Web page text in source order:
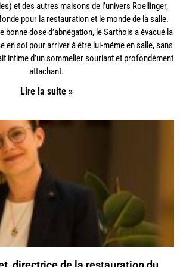
et des autres maisons de l’univers Roellinger,
pour la restauration et le monde de la salle.
bonne dose d’abnégation, le Sarthois a évacué la
en soi pour arriver à être lui-même en salle, sans
intime d’un sommelier souriant et profondément
attachant.
Lire la suite »